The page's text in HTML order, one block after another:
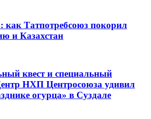
как Татпотребсоюз покорил
и Казахстан
квест и специальный
НХП Центросоюза удивил
огурца» в Суздале